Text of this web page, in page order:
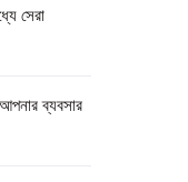
সেরা
ব্যবসার